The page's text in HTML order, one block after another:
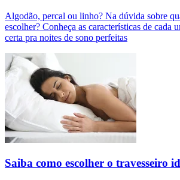
Algodão, percal ou linho? Na dúvida sobre
escolher? Conheça as características de cada
certa pra noites de sono perfeitas
Saiba como escolher o travesseiro